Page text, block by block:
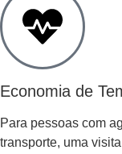
Economia de
Para pessoas com
transporte, uma